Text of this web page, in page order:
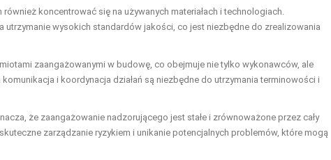
również koncentrować się na używanych materiałach i technologiach.
wysokich standardów jakości, co jest niezbędne do zrealizowania
zaangażowanymi w budowę, co obejmuje nie tylko wykonawców, ale
i koordynacja działań są niezbędne do utrzymania terminowości i
że zaangażowanie nadzorującego jest stałe i zrównoważone przez cały
zarządzanie ryzykiem i unikanie potencjalnych problemów, które mogą